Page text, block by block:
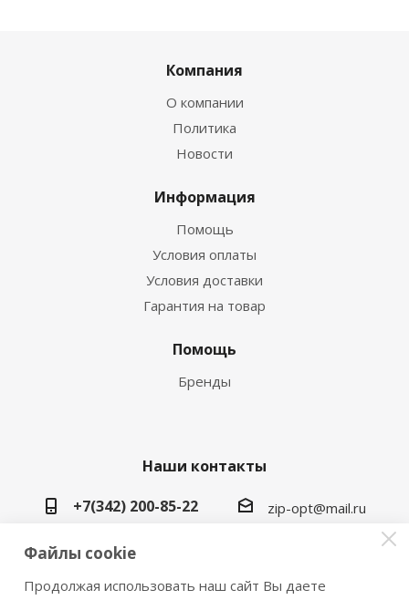
Компания
О компании
Политика
Новости
Информация
Помощь
Условия оплаты
Условия доставки
Гарантия на товар
Помощь
Бренды
Наши контакты
+7(342) 200-85-22
zip-opt@mail.ru
г. Пермь, ул. Васильева, 5в
Файлы cookie
Продолжая использовать наш сайт Вы даете